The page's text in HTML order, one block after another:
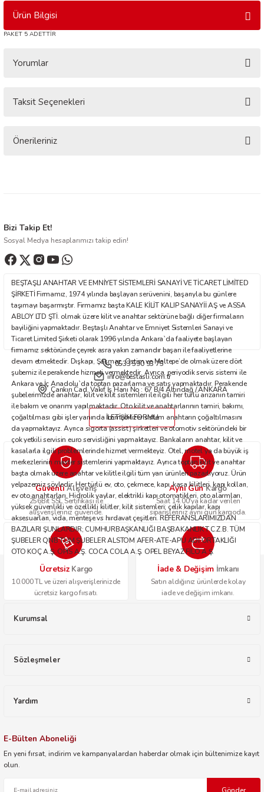
Ürün Bilgisi
PAKET 5 ADETTİR
Yorumlar
Bu ürüne ilk yorumu siz yapın!
Taksit Seçenekleri
Önerileriniz
Ürün resmi kalitesiz, bozuk veya görüntülenemiyor.
Ürün açıklamasında eksik bilgiler bulunuyor.
Ürün bilgilerinde hatalar bulunuyor.
Bu ürüne benzer farklı alternatifler olmalı.
Gönder
Bizi Takip Et!
Sosyal Medya hesaplarımızı takip edin!
BEŞTAŞLI ANAHTAR VE EMNİYET SİSTEMLERİ SANAYİ VE TİCARET LİMİTED
ŞİRKETİ Firmamız, 1974 yılında başlayan serüvenini, başarıyla bu günlere
taşımayı başarmıştır. Firmamız başta KALE KİLİT KALIP SANAYİİ AŞ ve ASSA
ABLOY LTD ŞTİ. olmak üzere kilit ve anahtar sektörüne bağlı diğer firmaların
bayiliğini yapmaktadır. Beştaşlı Anahtar ve Emniyet Sistemleri Sanayi ve
Ticaret Limited Şirketi olarak 1996 yılında Ankara`da faaliyete başlayan
firmamız sektöründe çeyrek asra yakın zamandır başarı ile faaliyetlerine
devam etmektedir. Dışkapı, Şaşmaz, Ostim ve Maltepe’de olmak üzere dört
şubemiz ile perakende hizmeti vermektedir. Ayrıca, periyodik servis sistemi ile
Ankara ve İç Anadolu`da toptan pazarlama ve satış yapmaktadır. Perakende
şubelerimizde anahtar, kilit ve kilit sistemleri ile ilgili her türlü arızanın tamiri
ile bakım ve onarımı yapılmaktadır. Oto kilit ve anahtarlarının tamiri, bakımı,
çoğaltılması gibi işler yanında immobilizer sistem anahtarın çoğaltılmasını
da yapmaktayız. Ayrıca sigorta (assist) şirketleri ve otomotiv sektöründeki bir
çok yetkili servisin euro servisliğini yapmaktayız. Bankaların anahtar, kilit ve
kasalarla ilgili problemlerinde hizmet vermekteyiz. Otel, motel ya da büyük iş
merkezlerinin master sistemlerini yapmaktayız. Ayrıca toptan kilit ve anahtar
başta olmak üzere anahtar ve kilitle ilgili tüm yan ürünleri pazarlıyoruz. Ürün
yelpazemiz şöyledir: Her türlü ev, oto, çekmece, kapı, kasa kilitleri, kapı kolları,
ev oto anahtarları. Hidrolik yaylar, elektrikli kapı otomatikleri, oto alarmları,
yüksek güvenlikli ve özellikli kilitler, kilit sistemleri; çelik kapılar, kapı
aksesuarları, vida, menteşe vs hırdavat çeşitleri. REFERANSLARIMIZDAN
BAZILARI ŞUNLARDIR; CUMHURBAŞKANLIĞI BAŞBAKANLIK T.C.Z.B. TÜM
ŞUBELER QNB TÜM ŞUBELER ALSTOM AFER-ATE-APU ADİ ORTAKLIĞI
OTO KOÇ A.Ş. OPİS A.Ş. COCA COLA A.Ş. OPEL BEYAZ FİLO A.Ş.
0533 590 93 75
info@bestasli.com.tr
Çankırı Cad. Vakıf İş Hanı No : 67 B/4 Altındağ / ANKARA
İLETİŞİM FORMU
GüvenliAlışveriş
256Bit SSL Sertifikası ile
alışverişleriniz güvende.
Aynı GünKargo
Saat 14.00'ya kadar verilen
siparişleriniz aynı gün kargoda.
Ücretsiz Kargo
10.000 TL ve üzeri alışverişlerinizde
ücretsiz kargo fırsatı.
İade & Değişim İmkanı
Satın aldığınız ürünlerde kolay
iade ve değişim imkanı.
Kurumsal
Sözleşmeler
Yardım
E-Bülten Aboneliği
En yeni fırsat, indirim ve kampanyalardan haberdar olmak için bültenimize kayıt
olun.
Gönder